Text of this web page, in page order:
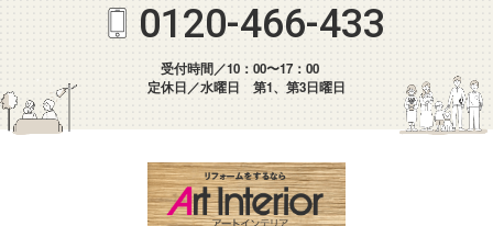
0120-466-433
受付時間／10：00〜17：00
定休日／水曜日 第1、第3日曜日